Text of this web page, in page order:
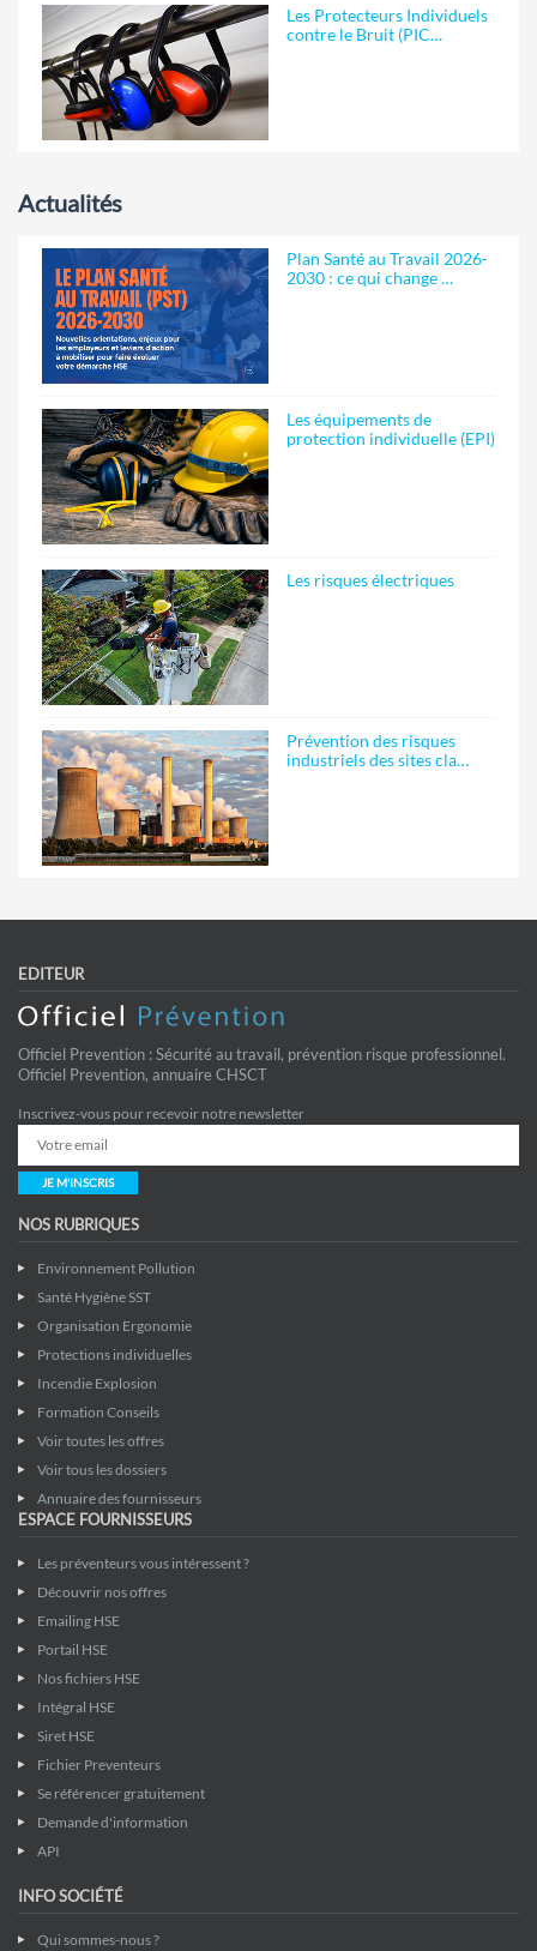
Les Protecteurs Individuels
contre le Bruit (PIC…
Actualités
Plan Santé au Travail 2026-
2030 : ce qui change …
Les équipements de
protection individuelle (EPI)
Les risques électriques
Prévention des risques
industriels des sites cla…
EDITEUR
Officiel Prevention : Sécurité au travail, prévention risque professionnel.
Officiel Prevention, annuaire CHSCT
Inscrivez-vous pour recevoir notre newsletter
JE M'INSCRIS
NOS RUBRIQUES
Environnement Pollution
Santé Hygiène SST
Organisation Ergonomie
Protections individuelles
Incendie Explosion
Formation Conseils
Voir toutes les offres
Voir tous les dossiers
Annuaire des fournisseurs
ESPACE FOURNISSEURS
Les préventeurs vous intéressent ?
Découvrir nos offres
Emailing HSE
Portail HSE
Nos fichiers HSE
Intégral HSE
Siret HSE
Fichier Preventeurs
Se référencer gratuitement
Demande d'information
API
INFO SOCIÉTÉ
Qui sommes-nous ?